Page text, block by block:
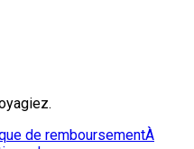
de remboursementÀ